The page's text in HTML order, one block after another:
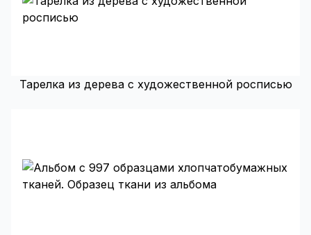
Тарелка из дерева с художественной росписью